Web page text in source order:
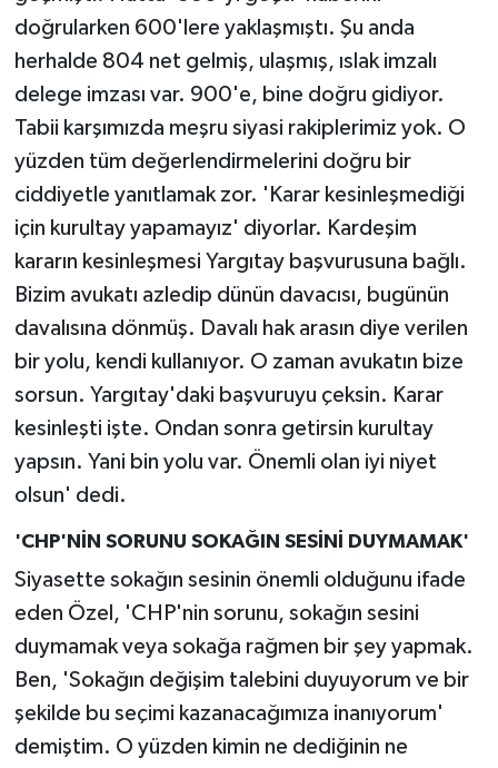
doğrularken 600'lere yaklaşmıştı. Şu anda
herhalde 804 net gelmiş, ulaşmış, ıslak imzalı
delege imzası var. 900'e, bine doğru gidiyor.
Tabii karşımızda meşru siyasi rakiplerimiz yok. O
yüzden tüm değerlendirmelerini doğru bir
ciddiyetle yanıtlamak zor. 'Karar kesinleşmediği
için kurultay yapamayız' diyorlar. Kardeşim
kararın kesinleşmesi Yargıtay başvurusuna bağlı.
Bizim avukatı azledip dünün davacısı, bugünün
davalısına dönmüş. Davalı hak arasın diye verilen
bir yolu, kendi kullanıyor. O zaman avukatın bize
sorsun. Yargıtay'daki başvuruyu çeksin. Karar
kesinleşti işte. Ondan sonra getirsin kurultay
yapsın. Yani bin yolu var. Önemli olan iyi niyet
olsun' dedi.
'CHP'NİN SORUNU SOKAĞIN SESİNİ DUYMAMAK'
Siyasette sokağın sesinin önemli olduğunu ifade
eden Özel, 'CHP'nin sorunu, sokağın sesini
duymamak veya sokağa rağmen bir şey yapmak.
Ben, 'Sokağın değişim talebini duyuyorum ve bir
şekilde bu seçimi kazanacağımıza inanıyorum'
demiştim. O yüzden kimin ne dediğinin ne